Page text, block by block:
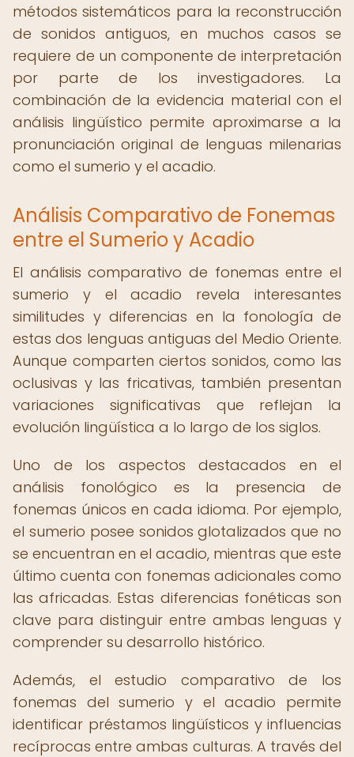
métodos sistemáticos para la reconstrucción
de sonidos antiguos, en muchos casos se
requiere de un componente de interpretación
por parte de los investigadores. La
combinación de la evidencia material con el
análisis lingüístico permite aproximarse a la
pronunciación original de lenguas milenarias
como el sumerio y el acadio.
Análisis Comparativo de Fonemas
entre el Sumerio y Acadio
El análisis comparativo de fonemas entre el
sumerio y el acadio revela interesantes
similitudes y diferencias en la fonología de
estas dos lenguas antiguas del Medio Oriente.
Aunque comparten ciertos sonidos, como las
oclusivas y las fricativas, también presentan
variaciones significativas que reflejan la
evolución lingüística a lo largo de los siglos.
Uno de los aspectos destacados en el
análisis fonológico es la presencia de
fonemas únicos en cada idioma. Por ejemplo,
el sumerio posee sonidos glotalizados que no
se encuentran en el acadio, mientras que este
último cuenta con fonemas adicionales como
las africadas. Estas diferencias fonéticas son
clave para distinguir entre ambas lenguas y
comprender su desarrollo histórico.
Además, el estudio comparativo de los
fonemas del sumerio y el acadio permite
identificar préstamos lingüísticos y influencias
recíprocas entre ambas culturas. A través del